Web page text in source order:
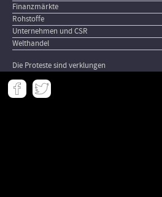
Finanzmärkte
Rohstoffe
Unternehmen und CSR
Welthandel
Die Proteste sind verklungen
Meta
-